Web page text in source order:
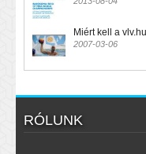
Miért kell a
2007-03-06
RÓLUNK